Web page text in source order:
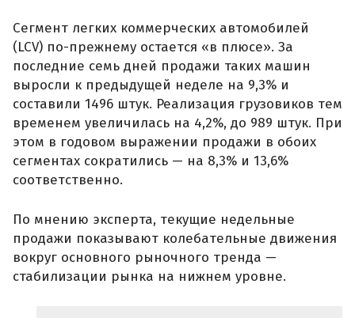
Сегмент легких коммерческих автомобилей
(LCV) по-прежнему остается «в плюсе». За
последние семь дней продажи таких машин
выросли к предыдущей неделе на 9,3% и
составили 1496 штук. Реализация грузовиков тем
временем увеличилась на 4,2%, до 989 штук. При
этом в годовом выражении продажи в обоих
сегментах сократились — на 8,3% и 13,6%
соответственно.
По мнению эксперта, текущие недельные
продажи показывают колебательные движения
вокруг основного рыночного тренда —
стабилизации рынка на нижнем уровне.